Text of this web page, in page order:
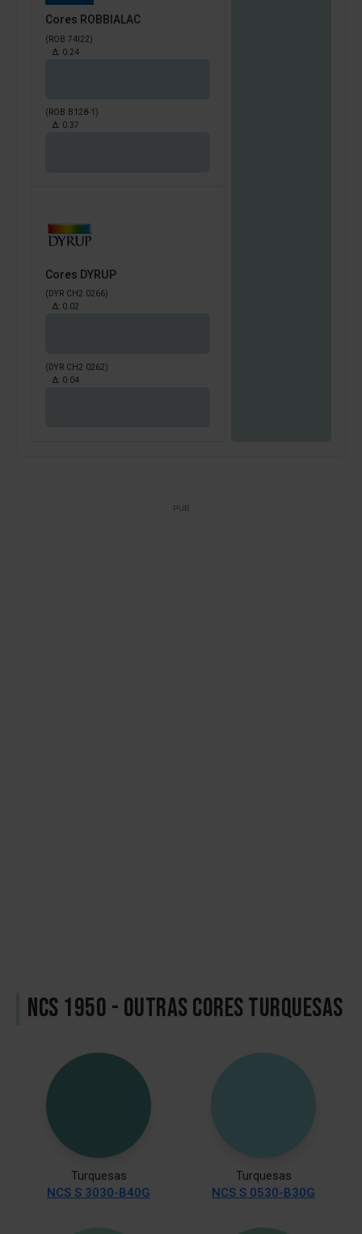
Cores ROBBIALAC
(ROB 74I22)
Δ: 0.24
(ROB B128-1)
Δ: 0.37
Cores DYRUP
(DYR CH2 0266)
Δ: 0.02
(DYR CH2 0262)
Δ: 0.04
NCS 1950 - OUTRAS CORES TURQUESAS
Turquesas
NCS S 3030-B40G
Turquesas
NCS S 0530-B30G